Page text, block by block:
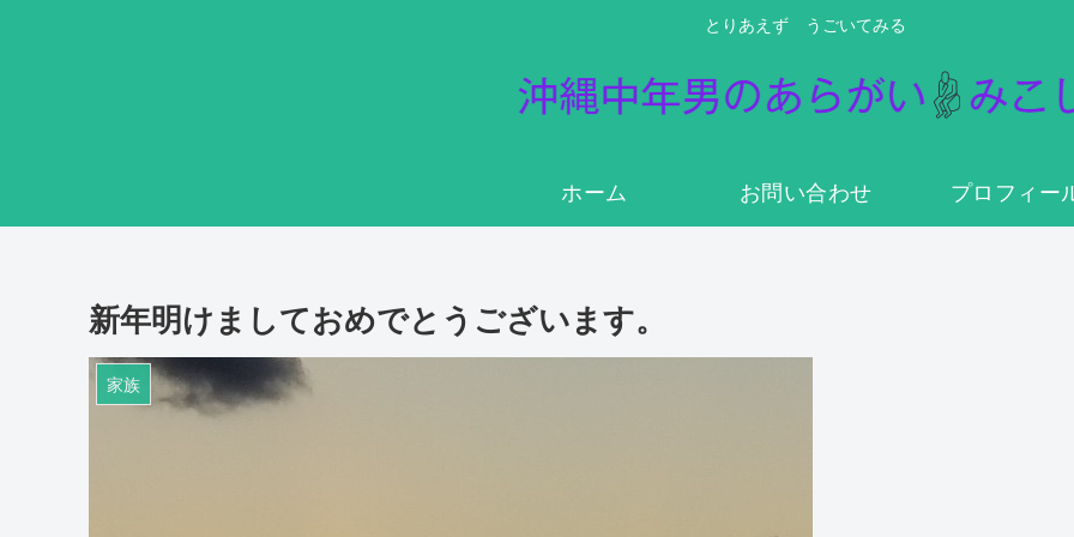
とりあえず うごいてみる
ホーム お問い合わせ プロフィー
新年明けましておめでとうございます。
家族